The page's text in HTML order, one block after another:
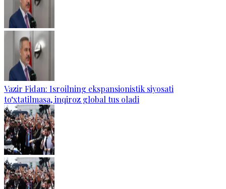
Vazir Fidan: Isroilning ekspansionistik siyosati
to‘xtatilmasa, inqiroz global tus oladi